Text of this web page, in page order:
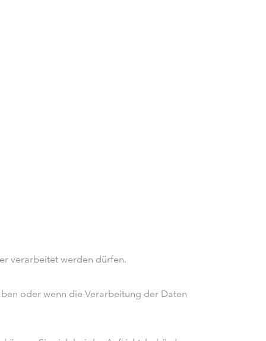
verarbeitet werden dürfen.
oder wenn die Verarbeitung der Daten